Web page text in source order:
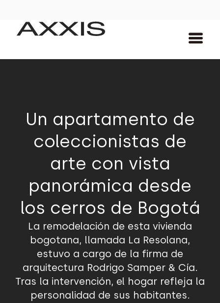
Un apartamento de
coleccionistas de
arte con vista
panorámica desde
los cerros de Bogotá
La remodelación de esta vivienda
bogotana, llamada La Resolana,
estuvo a cargo de la firma de
arquitectura Rodrigo Samper & Cía.
Tras la intervención, el hogar refleja la
personalidad de sus habitantes.